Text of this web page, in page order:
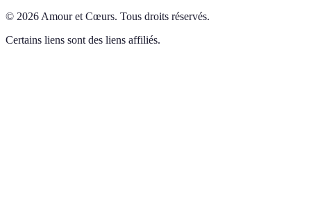
© 2026 Amour et Cœurs. Tous droits réservés.
Certains liens sont des liens affiliés.